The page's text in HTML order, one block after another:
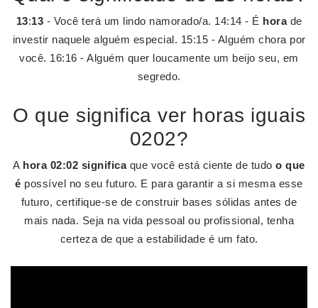
13:13 - Você terá um lindo namorado/a. 14:14 - É horade
investir naquele alguém especial. 15:15 - Alguém chora por
você. 16:16 - Alguém quer loucamente um beijo seu, em
segredo.
O que significa ver horas iguais
0202?
A hora 02:02 significaque você está ciente de tudoo que
é possível no seu futuro. E para garantir a si mesma esse
futuro, certifique-se de construir bases sólidas antes de
mais nada. Seja na vida pessoal ou profissional, tenha
certeza de que a estabilidade é um fato.